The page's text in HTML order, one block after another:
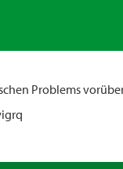
Problems